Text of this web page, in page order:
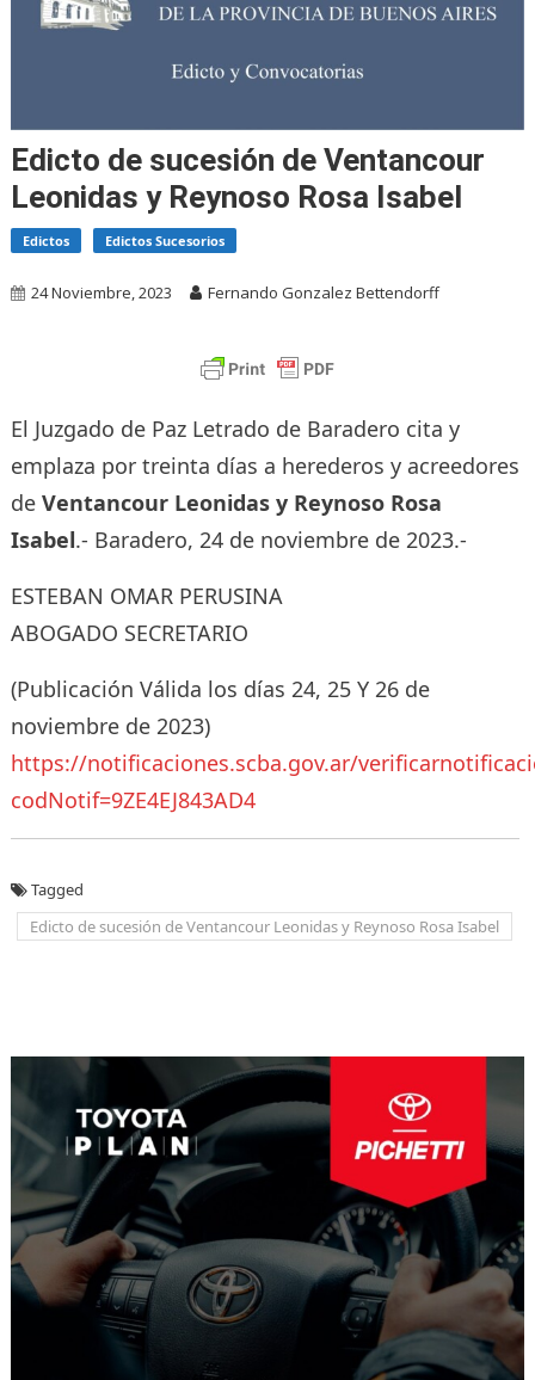
Edicto de sucesión de Ventancour
Leonidas y Reynoso Rosa Isabel
Edictos Edictos Sucesorios
24 Noviembre, 2023 Fernando Gonzalez Bettendorff
El Juzgado de Paz Letrado de Baradero cita y
emplaza por treinta días a herederos y acreedores
de Ventancour Leonidas y Reynoso Rosa
Isabel.- Baradero, 24 de noviembre de 2023.-
ESTEBAN OMAR PERUSINA
ABOGADO SECRETARIO
(Publicación Válida los días 24, 25 Y 26 de
noviembre de 2023)
https://notificaciones.scba.gov.ar/
codNotif=9ZE4EJ843AD4
Tagged
Edicto de sucesión de Ventancour Leonidas y Reynoso Rosa Isabel
entradas